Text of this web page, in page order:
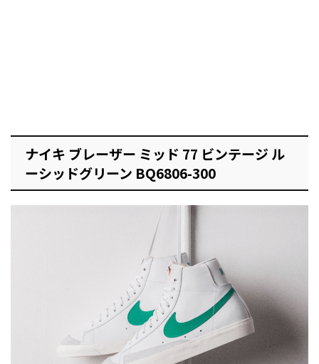
ナイキ ブレーザー ミッド 77 ビンテージ ル
ーシッドグリーン BQ6806-300